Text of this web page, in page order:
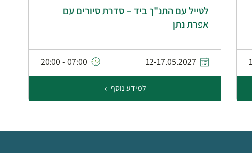
לטייל עם התנ"ך ביד – סדרת סיורים עם
אפרת נתן
12-17.05.2027
07:00 - 20:00
למידע נוסף